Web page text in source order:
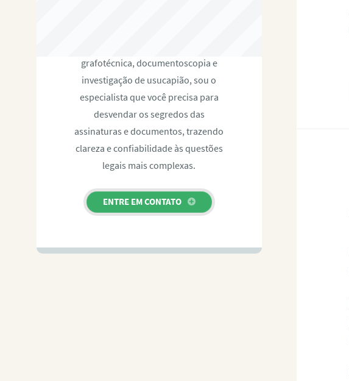
grafotécnica, documentoscopia e
investigação de usucapião, sou o
especialista que você precisa para
desvendar os segredos das
assinaturas e documentos, trazendo
clareza e confiabilidade às questões
legais mais complexas.
ENTRE EM CONTATO